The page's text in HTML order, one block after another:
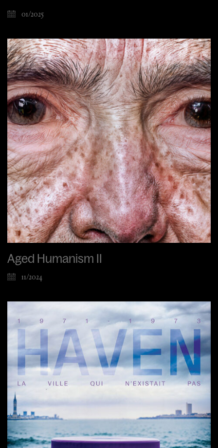
01/2025
Aged Humanism II
11/2024